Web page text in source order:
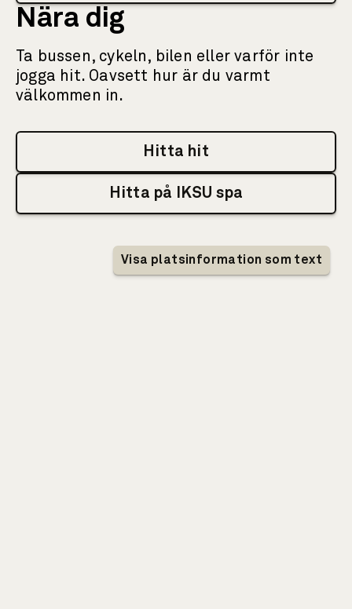
Nära dig
Ta bussen, cykeln, bilen eller varför inte
jogga hit. Oavsett hur är du varmt
välkommen in.
Hitta hit
Hitta på IKSU spa
Interaktiv karta som visar information om
Visa platsinformation som text